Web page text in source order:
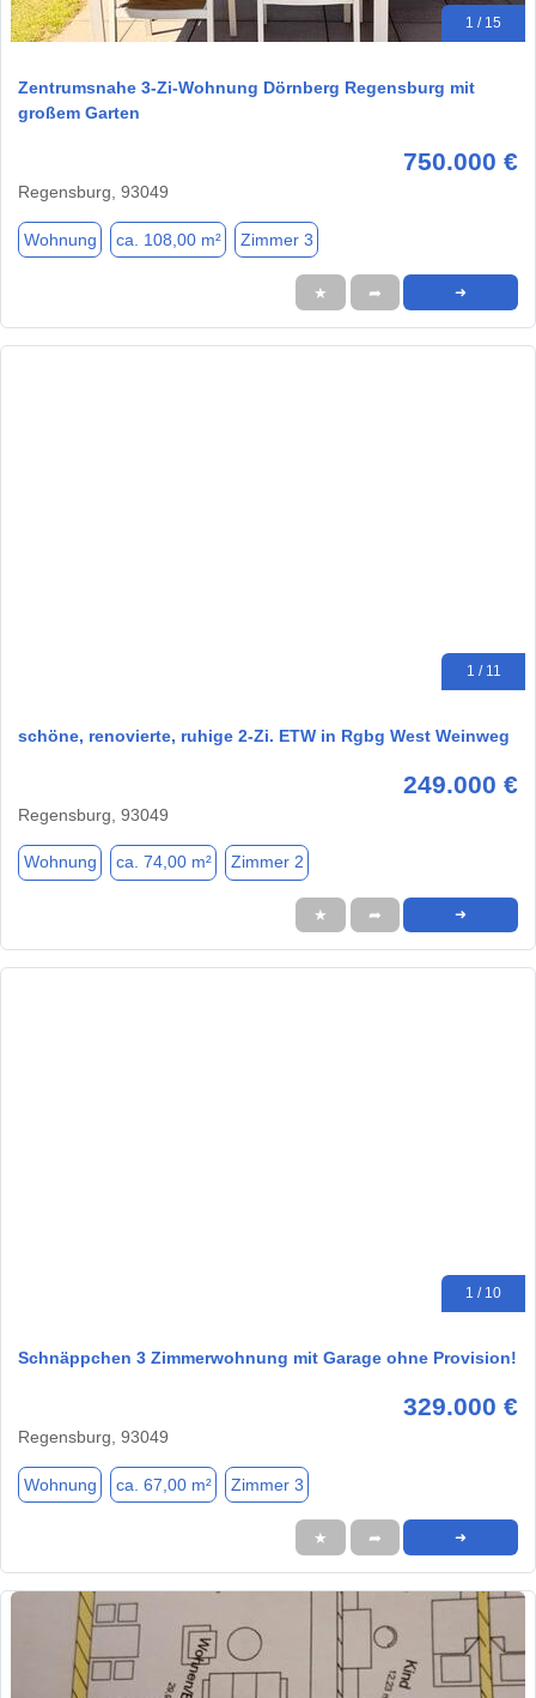
1 / 15
Zentrumsnahe 3-Zi-Wohnung Dörnberg Regensburg mit
großem Garten
750.000 €
Regensburg, 93049
Wohnung ca. 108,00 m² Zimmer 3
★ ➦ ➜
1 / 11
schöne, renovierte, ruhige 2-Zi. ETW in Rgbg West Weinweg
249.000 €
Regensburg, 93049
Wohnung ca. 74,00 m² Zimmer 2
★ ➦ ➜
1 / 10
Schnäppchen 3 Zimmerwohnung mit Garage ohne Provision!
329.000 €
Regensburg, 93049
Wohnung ca. 67,00 m² Zimmer 3
★ ➦ ➜